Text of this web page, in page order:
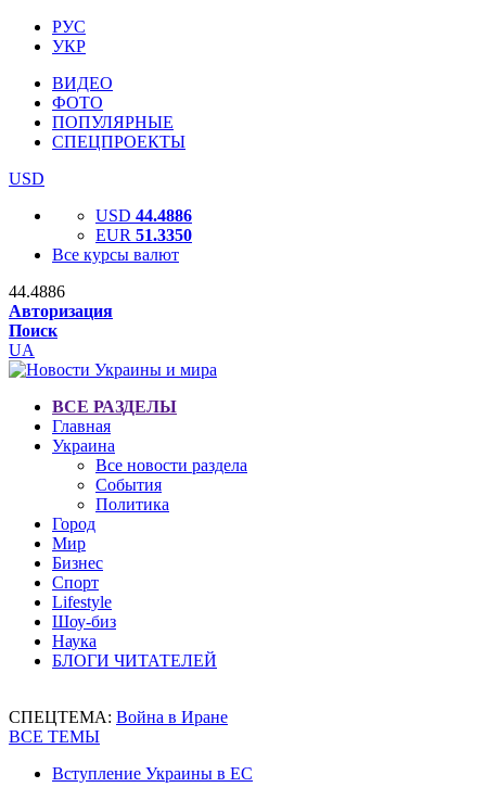
РУС
УКР
ВИДЕО
ФОТО
ПОПУЛЯРНЫЕ
СПЕЦПРОЕКТЫ
USD
USD 44.4886
EUR 51.3350
Все курсы валют
44.4886
Авторизация
Поиск
UA
ВСЕ РАЗДЕЛЫ
Главная
Украина
Все новости раздела
События
Политика
Город
Мир
Бизнес
Спорт
Lifestyle
Шоу-биз
Наука
БЛОГИ ЧИТАТЕЛЕЙ
СПЕЦТЕМА: Война в Иране
ВСЕ ТЕМЫ
Вступление Украины в ЕС